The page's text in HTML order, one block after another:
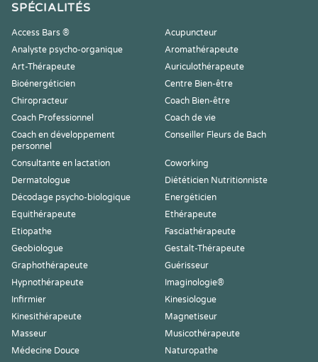
SPÉCIALITÉS
Access Bars ®
Acupuncteur
Analyste psycho-organique
Aromathérapeute
Art-Thérapeute
Auriculothérapeute
Bioénergéticien
Centre Bien-être
Chiropracteur
Coach Bien-être
Coach Professionnel
Coach de vie
Coach en développement
personnel
Conseiller Fleurs de Bach
Consultante en lactation
Coworking
Dermatologue
Diététicien Nutritionniste
Décodage psycho-biologique
Energéticien
Equithérapeute
Ethérapeute
Etiopathe
Fasciathérapeute
Geobiologue
Gestalt-Thérapeute
Graphothérapeute
Guérisseur
Hypnothérapeute
Imaginologie®
Infirmier
Kinesiologue
Kinesithérapeute
Magnetiseur
Masseur
Musicothérapeute
Médecine Douce
Naturopathe